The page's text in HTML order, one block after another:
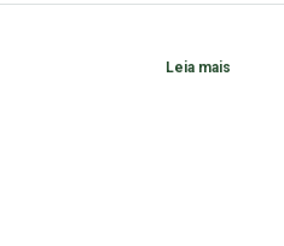
Leia mais